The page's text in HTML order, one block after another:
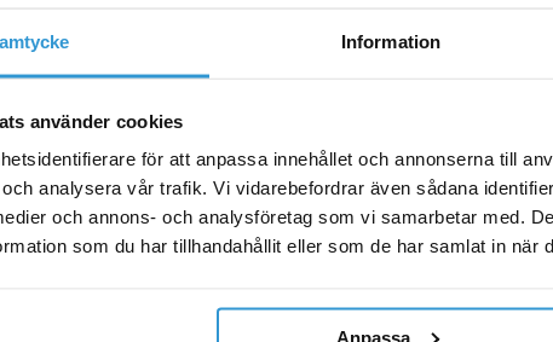
Information
använder cookies
för att anpassa innehållet och annonserna till
analysera vår trafik. Vi vidarebefordrar även sådana
och annons- och analysföretag som vi samarbetar med.
som du har tillhandahållit eller som de har samlat in när
Anpassa
Reservdelar_pooltak
Leia Box Dörrtätning par Skjutdörr –